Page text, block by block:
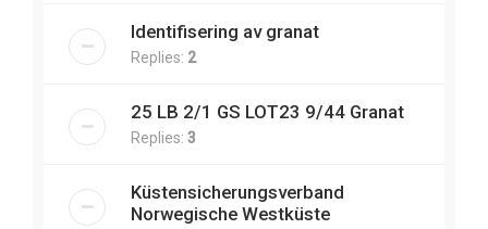
Identifisering av granat
Replies: 2
25 LB 2/1 GS LOT23 9/44 Granat
Replies: 3
Küstensicherungsverband
Norwegische Westküste